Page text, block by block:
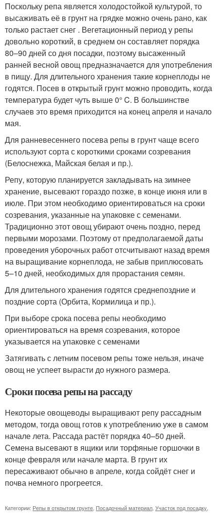
Поскольку репа является холодостойкой культурой, то
высаживать её в грунт на грядке можно очень рано, как
только растает снег . Вегетационный период у репы
довольно короткий, в среднем он составляет порядка
80–90 дней со дня посадки, поэтому высаженный
ранней весной овощ предназначается для употребления
в пищу. Для длительного хранения такие корнеплоды не
годятся. Посев в открытый грунт можно проводить, когда
температура будет чуть выше 0° C. В большинстве
случаев это время приходится на конец апреля и начало
мая.
Для ранневесеннего посева репы в грунт чаще всего
используют сорта с короткими сроками созревания
(Белоснежка, Майская белая и пр.).
Репу, которую планируется закладывать на зимнее
хранение, высевают гораздо позже, в конце июня или в
июле. При этом необходимо ориентироваться на сроки
созревания, указанные на упаковке с семенами.
Традиционно этот овощ убирают очень поздно, перед
первыми морозами. Поэтому от предполагаемой даты
проведения уборочных работ отсчитывают назад время
на выращивание корнеплода, не забыв приплюсовать
5–10 дней, необходимых для прорастания семян.
Для длительного хранения годятся среднепоздние и
поздние сорта (Орбита, Кормилица и пр.).
При выборе срока посева репы необходимо
ориентироваться на время созревания, которое
указывается на упаковке с семенами
Затягивать с летним посевом репы тоже нельзя, иначе
овощ не успеет вырасти до нужного размера.
Сроки посева репы на рассаду
Некоторые овощеводы выращивают репу рассадным
методом, тогда овощ готов к употреблению уже в самом
начале лета. Рассада растёт порядка 40–50 дней.
Семена высевают в ящики или торфяные горшочки в
конце февраля или начале марта. В грунт их
пересаживают обычно в апреле, когда сойдёт снег и
почва немного прогреется.
Категории: Репы в открытом грунте, Посадочный материал, Участок под посадку,